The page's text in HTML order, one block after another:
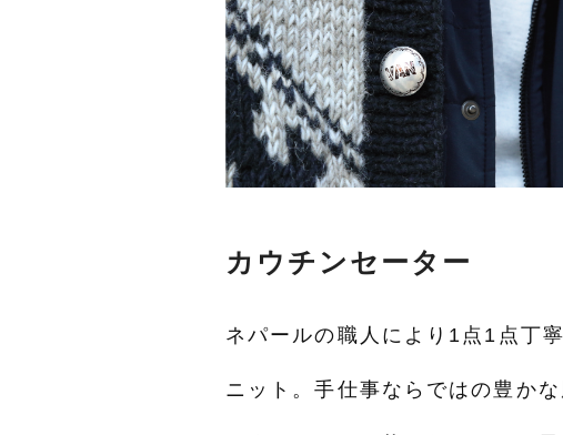
カウチンセーター
ネパールの職人により1点1点丁
ニット。手仕事ならではの豊か